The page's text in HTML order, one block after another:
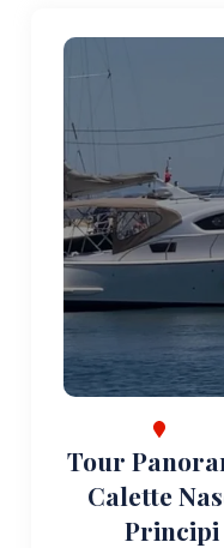
Tour
Calette
Principi